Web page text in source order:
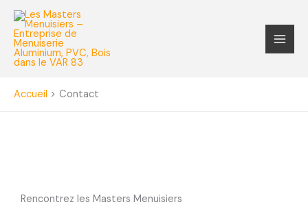
Aller
contenu
Accueil Contact
Rencontrez les Masters Menuisiers